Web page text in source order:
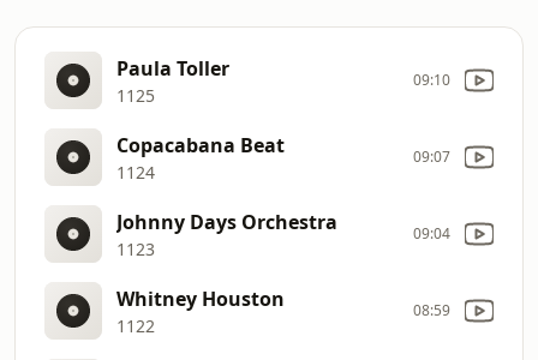
Paula Toller
1125
09:10
Copacabana Beat
1124
09:07
Johnny Days Orchestra
1123
09:04
Whitney Houston
1122
08:59